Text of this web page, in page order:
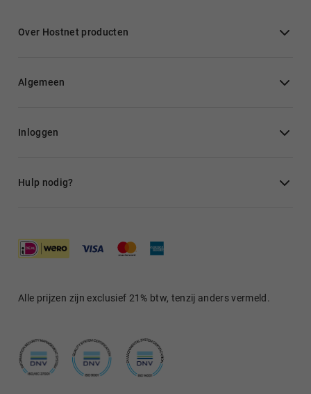
Over Hostnet producten
Algemeen
Inloggen
Hulp nodig?
Alle prijzen zijn exclusief 21% btw, tenzij anders vermeld.